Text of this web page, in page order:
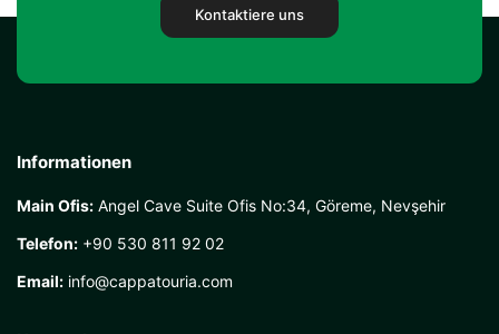
Kontaktiere uns
Informationen
Main Ofis: Angel Cave Suite Ofis No:34, Göreme, Nevşehir
Telefon: +90 530 811 92 02
Email: info@cappatouria.com